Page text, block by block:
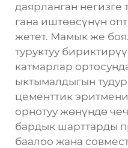
даярланган негизге
гана иштөөсүнүн
жетет. Мамык же
туруктуу
катмарлар
ыктымалдыгын
цементтик
орнотуу жөнүндө
бардык шарттарды
баалоо жана